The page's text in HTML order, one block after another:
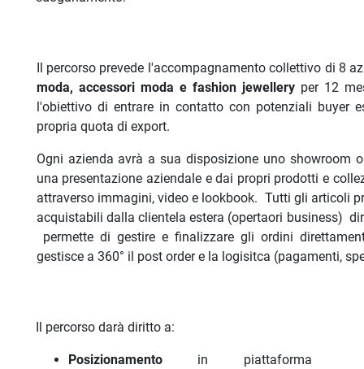
Il percorso prevede l'accompagnamento collettivo di 8
moda, accessori moda e fashion jewellery per 12
l'obiettivo di entrare in contatto con potenziali buyer
propria quota di export.
Ogni azienda avrà a sua disposizione uno showroom
una presentazione aziendale e dai propri prodotti e
attraverso immagini, video e lookbook. Tutti gli articoli
acquistabili dalla clientela estera (opertaori business)
permette di gestire e finalizzare gli ordini
gestisce a 360° il post order e la logisitca (pagamenti,
Il percorso darà diritto a:
Posizionamentoin piattaforma